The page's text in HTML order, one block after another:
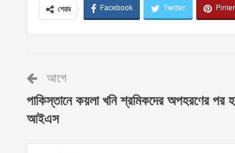
শেয়ার Facebook Twitter
আগে
পাকিস্তানে কয়লা খনি শ্রমিকদের অপহরণের পর
আইএস